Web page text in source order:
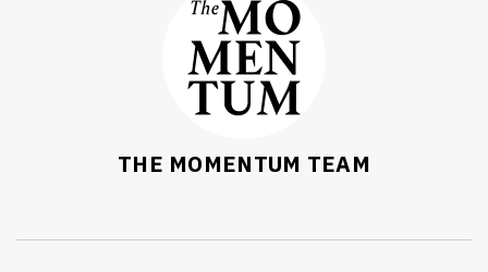
THE MOMENTUM TEAM